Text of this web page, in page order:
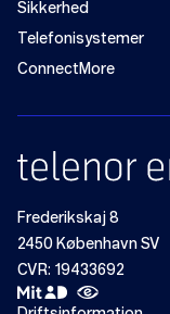
Sikkerhed
Telefonisystemer
ConnectMore
Frederikskaj 8
2450 København SV
CVR: 19433692